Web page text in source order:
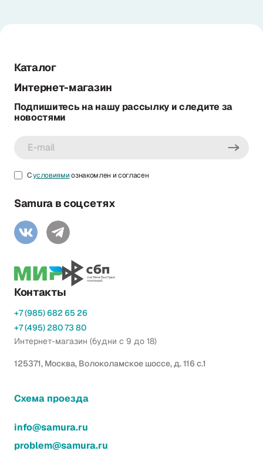
Каталог
Интернет-магазин
Подпишитесь на нашу рассылку и следите за
новостями
Сусловиямиознакомлен и согласен
Samura в соцсетях
Контакты
+7 (985) 682 65 26
+7 (495) 280 73 80
Интернет-магазин (будни с 9 до 18)
125371, Москва, Волоколамское шоссе, д. 116 с.1
Схема проезда
info@samura.ru
problem@samura.ru